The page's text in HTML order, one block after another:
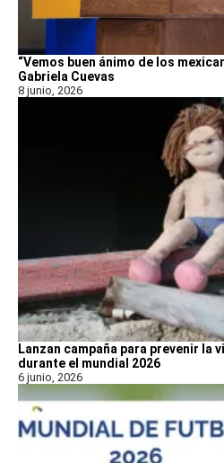
“Vemos buen ánimo de los
Gabriela Cuevas
8 junio, 2026
Lanzan campaña para prevenir la
durante el mundial 2026
6 junio, 2026